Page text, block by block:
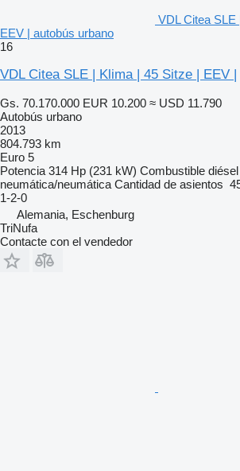
VDL Citea SLE
EEV | autobús urbano
16
VDL Citea SLE | Klima | 45 Sitze | EEV |
Gs. 70.170.000 EUR 10.200 ≈ USD 11.790
Autobús urbano
2013
804.793 km
Euro 5
Potencia 314 Hp (231 kW) Combustible diésel
neumática/neumática Cantidad de asientos
1-2-0
Alemania, Eschenburg
TriNufa
Contacte con el vendedor